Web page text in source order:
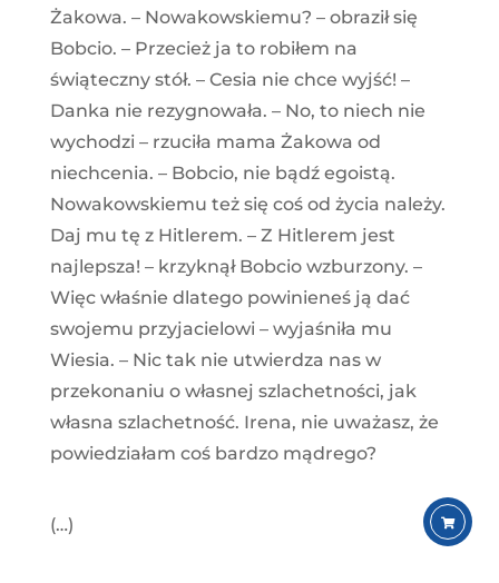
Żakowa. – Nowakowskiemu? – obraził się
Bobcio. – Przecież ja to robiłem na
świąteczny stół. – Cesia nie chce wyjść! –
Danka nie rezygnowała. – No, to niech nie
wychodzi – rzuciła mama Żakowa od
niechcenia. – Bobcio, nie bądź egoistą.
Nowakowskiemu też się coś od życia należy.
Daj mu tę z Hitlerem. – Z Hitlerem jest
najlepsza! – krzyknął Bobcio wzburzony. –
Więc właśnie dlatego powinieneś ją dać
swojemu przyjacielowi – wyjaśniła mu
Wiesia. – Nic tak nie utwierdza nas w
przekonaniu o własnej szlachetności, jak
własna szlachetność. Irena, nie uważasz, że
powiedziałam coś bardzo mądrego?
(…)